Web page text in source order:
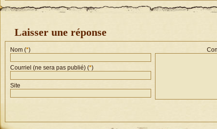
Laisser une réponse
Nom (*)
Courriel (ne sera pas publié) (*)
Site